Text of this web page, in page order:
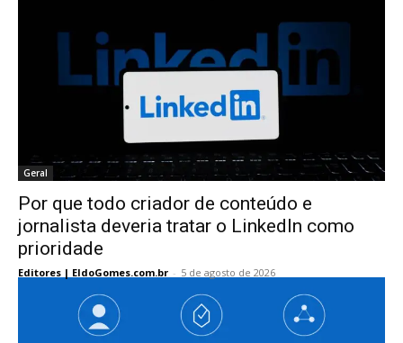
Geral
Por que todo criador de conteúdo e
jornalista deveria tratar o LinkedIn como
prioridade
Editores | EldoGomes.com.br - 5 de agosto de 2026